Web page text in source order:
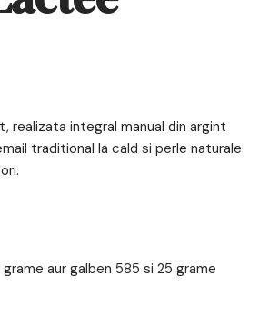
realizata integral manual din argint
traditional la cald si perle naturale
aur galben 585 si 25 grame